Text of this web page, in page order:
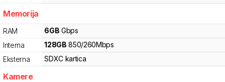
Memorija
RAM 6GB Gbps
Interna
128GB 850/260Mbps
Eksterna
SDXC kartica
Kamere